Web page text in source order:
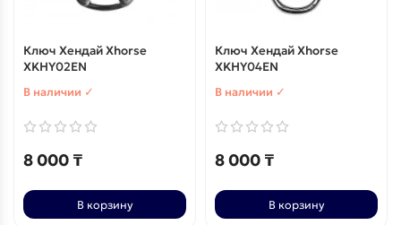
Ключ Хендай Xhorse
XKHY02EN
В наличии ✓
8 000 ₸
В корзину
Ключ Хендай Xhorse
XKHY04EN
В наличии ✓
8 000 ₸
В корзину